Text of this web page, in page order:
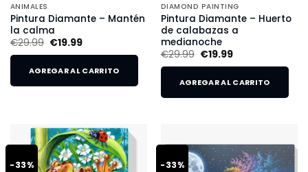
ANIMALES
Pintura Diamante – Mantén
la calma
€29.99 €19.99
AGREGAR AL CARRITO
DIAMOND PAINTING
Pintura Diamante – Huerto
de calabazas a
medianoche
€29.99 €19.99
AGREGAR AL CARRITO
-33% -33%